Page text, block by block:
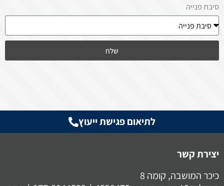
סיבת פנייה
שלח
לתיאום פגישת ייעוץ
יצירת קשר
כיכר המושבה, קומה 8